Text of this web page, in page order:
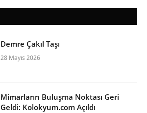
Demre Çakıl Taşı
28 Mayıs 2026
Mimarların Buluşma Noktası Geri
Geldi: Kolokyum.com Açıldı